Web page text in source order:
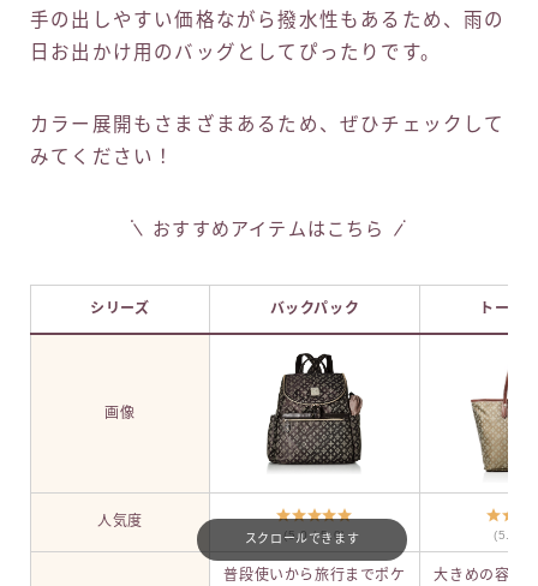
手の出しやすい価格ながら撥水性もあるため、雨の
日お出かけ用のバッグとしてぴったりです。
カラー展開もさまざまあるため、ぜひチェックして
みてください！
おすすめアイテムはこちら
シリーズ バックパック トート
画像
人気度
(5.0 / 5.0) (5.0 /
普段使いから旅行までポケ
大きめの容量
スクロールできます